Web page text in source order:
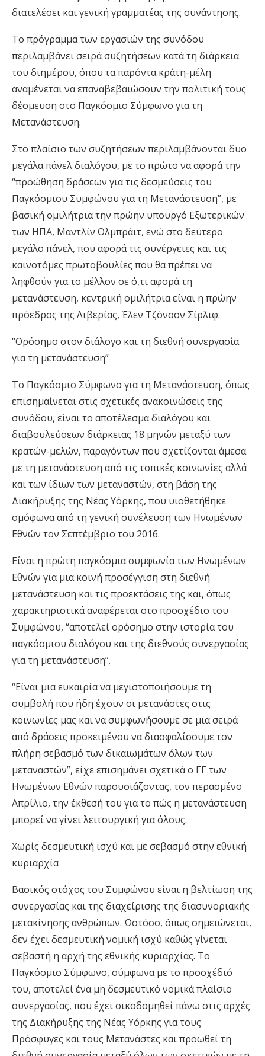
διατελέσει και γενική γραμματέας της συνάντησης.
Το πρόγραμμα των εργασιών της συνόδου
περιλαμβάνει σειρά συζητήσεων κατά τη διάρκεια
του διημέρου, όπου τα παρόντα κράτη-μέλη
αναμένεται να επαναβεβαιώσουν την πολιτική τους
δέσμευση στο Παγκόσμιο Σύμφωνο για τη
Μετανάστευση.
Στο πλαίσιο των συζητήσεων περιλαμβάνονται δυο
μεγάλα πάνελ διαλόγου, με το πρώτο να αφορά την
“προώθηση δράσεων για τις δεσμεύσεις του
Παγκόσμιου Συμφώνου για τη Μετανάστευση”, με
βασική ομιλήτρια την πρώην υπουργό Εξωτερικών
των ΗΠΑ, Μαντλίν Ολμπράιτ, ενώ στο δεύτερο
μεγάλο πάνελ, που αφορά τις συνέργειες και τις
καινοτόμες πρωτοβουλίες που θα πρέπει να
ληφθούν για το μέλλον σε ό,τι αφορά τη
μετανάστευση, κεντρική ομιλήτρια είναι η πρώην
πρόεδρος της Λιβερίας, Έλεν Τζόνσον Σίρλιφ.
“Ορόσημο στον διάλογο και τη διεθνή συνεργασία
για τη μετανάστευση”
Το Παγκόσμιο Σύμφωνο για τη Μετανάστευση, όπως
επισημαίνεται στις σχετικές ανακοινώσεις της
συνόδου, είναι το αποτέλεσμα διαλόγου και
διαβουλεύσεων διάρκειας 18 μηνών μεταξύ των
κρατών-μελών, παραγόντων που σχετίζονται άμεσα
με τη μετανάστευση από τις τοπικές κοινωνίες αλλά
και των ίδιων των μεταναστών, στη βάση της
Διακήρυξης της Νέας Υόρκης, που υιοθετήθηκε
ομόφωνα από τη γενική συνέλευση των Ηνωμένων
Εθνών τον Σεπτέμβριο του 2016.
Είναι η πρώτη παγκόσμια συμφωνία των Ηνωμένων
Εθνών για μια κοινή προσέγγιση στη διεθνή
μετανάστευση και τις προεκτάσεις της και, όπως
χαρακτηριστικά αναφέρεται στο προσχέδιο του
Συμφώνου, “αποτελεί ορόσημο στην ιστορία του
παγκόσμιου διαλόγου και της διεθνούς συνεργασίας
για τη μετανάστευση”.
“Είναι μια ευκαιρία να μεγιστοποιήσουμε τη
συμβολή που ήδη έχουν οι μετανάστες στις
κοινωνίες μας και να συμφωνήσουμε σε μια σειρά
από δράσεις προκειμένου να διασφαλίσουμε τον
πλήρη σεβασμό των δικαιωμάτων όλων των
μεταναστών”, είχε επισημάνει σχετικά ο ΓΓ των
Ηνωμένων Εθνών παρουσιάζοντας, τον περασμένο
Απρίλιο, την έκθεσή του για το πώς η μετανάστευση
μπορεί να γίνει λειτουργική για όλους.
Χωρίς δεσμευτική ισχύ και με σεβασμό στην εθνική
κυριαρχία
Βασικός στόχος του Συμφώνου είναι η βελτίωση της
συνεργασίας και της διαχείρισης της διασυνοριακής
μετακίνησης ανθρώπων. Ωστόσο, όπως σημειώνεται,
δεν έχει δεσμευτική νομική ισχύ καθώς γίνεται
σεβαστή η αρχή της εθνικής κυριαρχίας. Το
Παγκόσμιο Σύμφωνο, σύμφωνα με το προσχέδιό
του, αποτελεί ένα μη δεσμευτικό νομικά πλαίσιο
συνεργασίας, που έχει οικοδομηθεί πάνω στις αρχές
της Διακήρυξης της Νέας Υόρκης για τους
Πρόσφυγες και τους Μετανάστες και προωθεί τη